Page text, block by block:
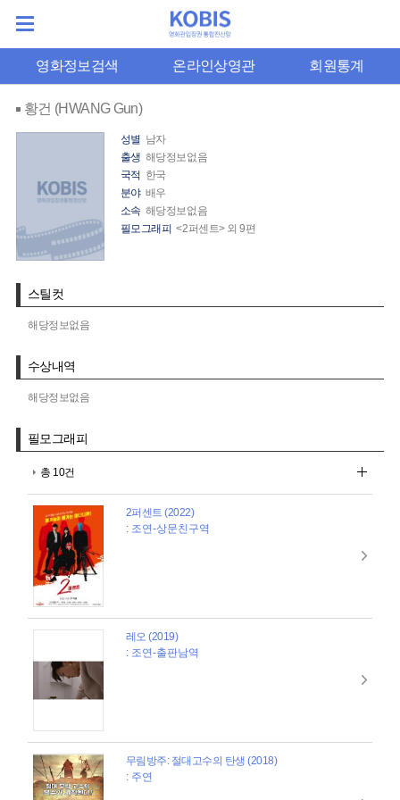
영화정보검색 온라인상영관 회원통계
황건 (HWANG Gun)
성별 남자
출생 해당정보없음
국적 한국
분야 배우
소속 해당정보없음
필모그래피 <2퍼센트> 외 9편
스틸컷
해당정보없음
수상내역
해당정보없음
필모그래피
총 10건
2퍼센트 (2022)
: 조연-상문친구역
레오 (2019)
: 조연-출판남역
무림방주: 절대고수의 탄생 (2018)
: 주연